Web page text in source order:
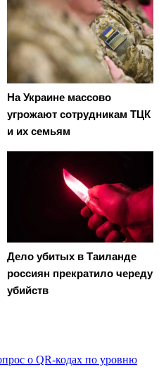
На Украине массово
угрожают сотрудникам ТЦК
и их семьям
Дело убитых в Таиланде
россиян прекратило череду
убийств
о QR-кодах по уровню